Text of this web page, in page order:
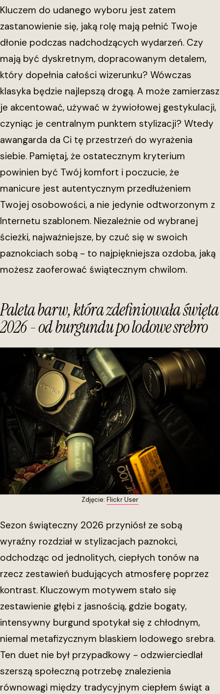
Kluczem do udanego wyboru jest zatem
zastanowienie się, jaką rolę mają pełnić Twoje
dłonie podczas nadchodzących wydarzeń. Czy
mają być dyskretnym, dopracowanym detalem,
który dopełnia całości wizerunku? Wówczas
klasyka będzie najlepszą drogą. A może zamierzasz
je akcentować, używać w żywiołowej gestykulacji,
czyniąc je centralnym punktem stylizacji? Wtedy
awangarda da Ci tę przestrzeń do wyrażenia
siebie. Pamiętaj, że ostatecznym kryterium
powinien być Twój komfort i poczucie, że
manicure jest autentycznym przedłużeniem
Twojej osobowości, a nie jedynie odtworzonym z
Internetu szablonem. Niezależnie od wybranej
ścieżki, najważniejsze, by czuć się w swoich
paznokciach sobą - to najpiękniejsza ozdoba, jaką
możesz zaoferować świątecznym chwilom.
Paleta barw, która zdefiniowała święta
2026 - od burgundu po lodowe srebro
Zdjęcie: Flickr User
Sezon świąteczny 2026 przyniósł ze sobą
wyraźny rozdział w stylizacjach paznokci,
odchodząc od jednolitych, ciepłych tonów na
rzecz zestawień budujących atmosferę poprzez
kontrast. Kluczowym motywem stało się
zestawienie głębi z jasnością, gdzie bogaty,
intensywny burgund spotykał się z chłodnym,
niemal metafizycznym blaskiem lodowego srebra.
Ten duet nie był przypadkowy - odzwierciedlał
szerszą społeczną potrzebę znalezienia
równowagi między tradycyjnym ciepłem świąt a